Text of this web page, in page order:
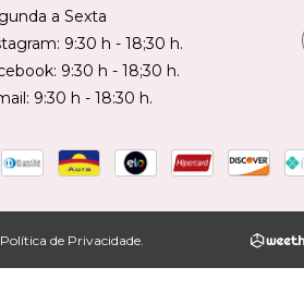
a Sexta
9:30 h - 18;30 h.
9:30 h - 18;30 h.
9:30 h - 18:30 h.
Política de Privacidade.